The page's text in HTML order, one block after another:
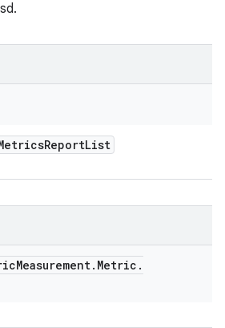
ReportList
Measurement. Metric .